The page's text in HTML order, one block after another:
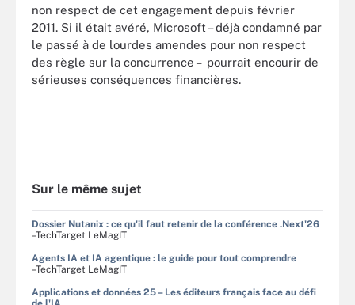
non respect de cet engagement depuis février
2011. Si il était avéré, Microsoft – déjà condamné par
le passé à de lourdes amendes pour non respect
des règle sur la concurrence – pourrait encourir de
sérieuses conséquences financières.
Sur le même sujet
Dossier Nutanix : ce qu'il faut retenir de la conférence .Next'26
–TechTarget LeMagIT
Agents IA et IA agentique : le guide pour tout comprendre
–TechTarget LeMagIT
Applications et données 25 – Les éditeurs français face au défi